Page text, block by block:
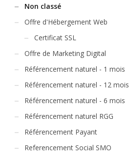
Non classé
Offre d'Hébergement Web
Certificat SSL
Offre de Marketing Digital
Référencement naturel - 1 mois
Référencement naturel - 12 mois
Référencement naturel - 6 mois
Référencement naturel RGG
Référencement Payant
Referencement Social SMO